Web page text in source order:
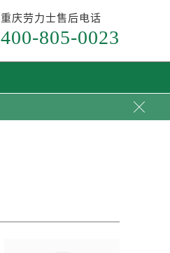
重庆劳力士售后电话
400-805-0023
